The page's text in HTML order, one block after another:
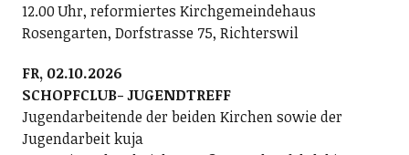
12.00 Uhr, reformiertes Kirchgemeindehaus
Rosengarten, Dorfstrasse 75, Richterswil
FR, 02.10.2026
SCHOPFCLUB- JUGENDTREFF
Jugendarbeitende der beiden Kirchen sowie der
Jugendarbeit kuja